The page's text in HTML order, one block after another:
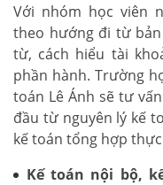
Với nhóm học viên
theo hướng đi từ
từ, cách hiểu tài
phần hành. Trường
toán Lê Ánh sẽ tư
đầu từ nguyên lý kế
kế toán tổng hợp
Kế toán nội bộ,